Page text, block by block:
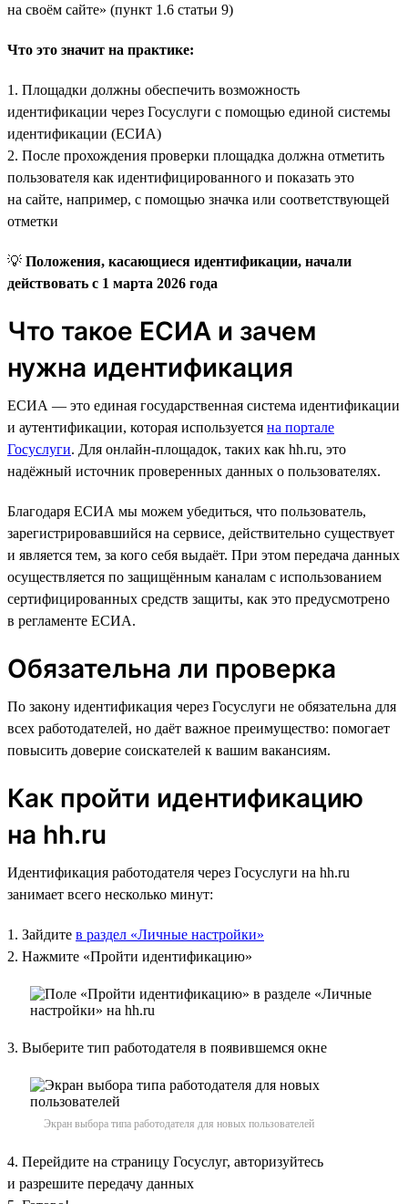
на своём сайте» (пункт 1.6 статьи 9)
Что это значит на практике:
1. Площадки должны обеспечить возможность
идентификации через Госуслуги с помощью единой системы
идентификации (ЕСИА)
2. После прохождения проверки площадка должна отметить
пользователя как идентифицированного и показать это
на сайте, например, с помощью значка или соответствующей
отметки
💡 Положения, касающиеся идентификации, начали
действовать с 1 марта 2026 года
Что такое ЕСИА и зачем
нужна идентификация
ЕСИА — это единая государственная система идентификации
и аутентификации, которая используется на портале
Госуслуги. Для онлайн-площадок, таких как hh.ru, это
надёжный источник проверенных данных о пользователях.
Благодаря ЕСИА мы можем убедиться, что пользователь,
зарегистрировавшийся на сервисе, действительно существует
и является тем, за кого себя выдаёт. При этом передача данных
осуществляется по защищённым каналам с использованием
сертифицированных средств защиты, как это предусмотрено
в регламенте ЕСИА.
Обязательна ли проверка
По закону идентификация через Госуслуги не обязательна для
всех работодателей, но даёт важное преимущество: помогает
повысить доверие соискателей к вашим вакансиям.
Как пройти идентификацию
на hh.ru
Идентификация работодателя через Госуслуги на hh.ru
занимает всего несколько минут:
1. Зайдите в раздел «Личные настройки»
2. Нажмите «Пройти идентификацию»
3. Выберите тип работодателя в появившемся окне
Экран выбора типа работодателя для новых пользователей
4. Перейдите на страницу Госуслуг, авторизуйтесь
и разрешите передачу данных